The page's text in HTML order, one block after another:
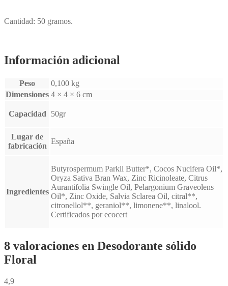
Cantidad: 50 gramos.
Información adicional
Peso
0,100 kg
Dimensiones 4 × 4 × 6 cm
Capacidad 50gr
Lugar de
fabricación
España
Ingredientes
Butyrospermum Parkii Butter*, Cocos Nucifera Oil*,
Oryza Sativa Bran Wax, Zinc Ricinoleate, Citrus
Aurantifolia Swingle Oil, Pelargonium Graveolens
Oil*, Zinc Oxide, Salvia Sclarea Oil, citral**,
citronellol**, geraniol**, limonene**, linalool.
Certificados por ecocert
8 valoraciones en Desodorante sólido
Floral
4,9